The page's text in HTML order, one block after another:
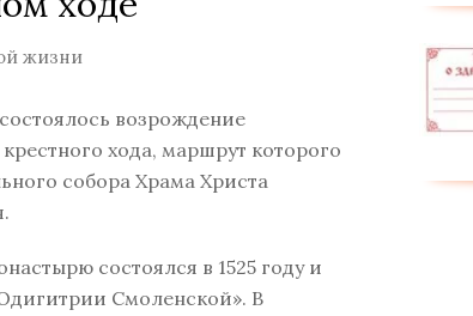
жизни
возрождение
хода, маршрут которого
собора Храма Христа
состоялся в 1525 году и
Смоленской». В